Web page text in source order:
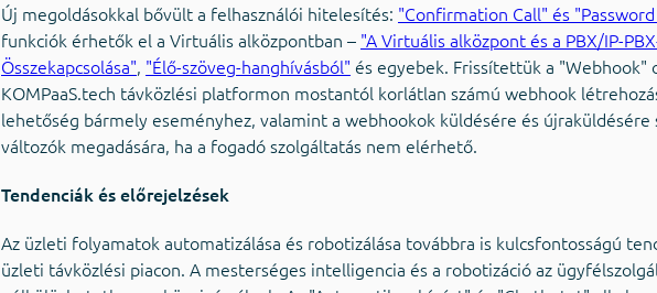
Új megoldásokkal bővült a felhasználói hitelesítés: "Confirmation Call" és
funkciók érhetők el a Virtuális alközpontban – "A Virtuális alközpont és a PBX/IP-
Összekapcsolása", "Élő-szöveg-hanghívásból" és egyebek. Frissítettük a "Webhook"
KOMPaaS.tech távközlési platformon mostantól korlátlan számú webhook
lehetőség bármely eseményhez, valamint a webhookok küldésére és újraküldésére
változók megadására, ha a fogadó szolgáltatás nem elérhető.
Tendenciák és előrejelzések
Az üzleti folyamatok automatizálása és robotizálása továbbra is kulcsfontosságú
üzleti távközlési piacon. A mesterséges intelligencia és a robotizáció az